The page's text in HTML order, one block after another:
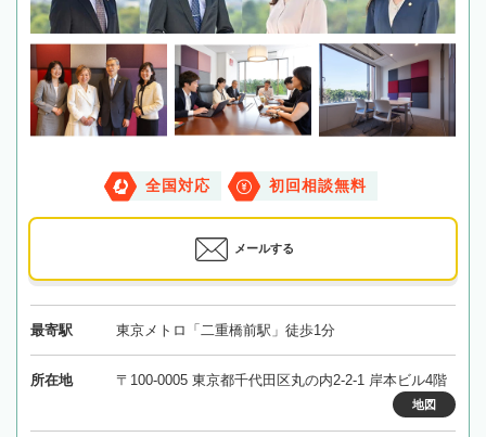
全国対応 初回相談無料
メールする
最寄駅 東京メトロ「二重橋前駅」徒歩1分
所在地 〒100-0005 東京都千代田区丸の内2-2-1 岸本ビル4階
地図